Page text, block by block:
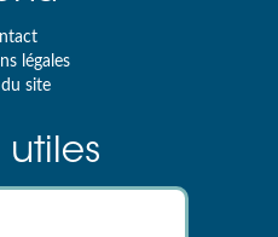
légales
du site
utiles